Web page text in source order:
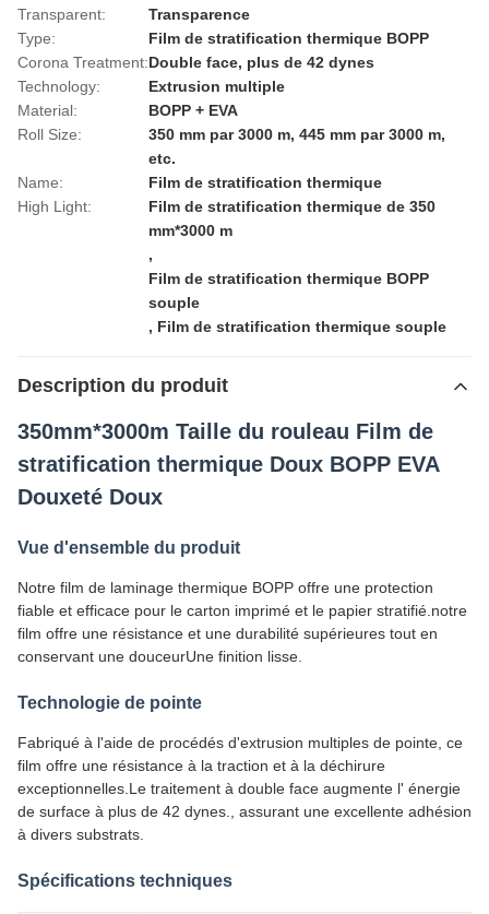
Transparent:
Transparence
Type:
Film de stratification thermique BOPP
Corona Treatment:Double face, plus de 42 dynes
Technology:
Extrusion multiple
Material:
BOPP + EVA
Roll Size:
350 mm par 3000 m, 445 mm par 3000 m,
etc.
Name:
Film de stratification thermique
High Light:
Film de stratification thermique de 350
mm*3000 m
,
Film de stratification thermique BOPP
souple
, Film de stratification thermique souple
Description du produit
350mm*3000m Taille du rouleau Film de
stratification thermique Doux BOPP EVA
Douxeté Doux
Vue d'ensemble du produit
Notre film de laminage thermique BOPP offre une protection
fiable et efficace pour le carton imprimé et le papier stratifié.notre
film offre une résistance et une durabilité supérieures tout en
conservant une douceurUne finition lisse.
Technologie de pointe
Fabriqué à l'aide de procédés d'extrusion multiples de pointe, ce
film offre une résistance à la traction et à la déchirure
exceptionnelles.Le traitement à double face augmente l' énergie
de surface à plus de 42 dynes., assurant une excellente adhésion
à divers substrats.
Spécifications techniques